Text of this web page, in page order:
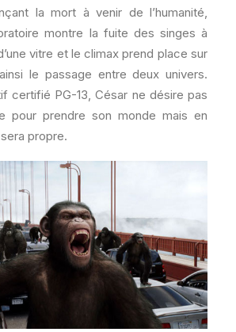
la mort à venir de l’humanité,
montre la fuite des singes à
vitre et le climax prend place sur
le passage entre deux univers.
certifié PG-13, César ne désire pas
pour prendre son monde mais en
propre.